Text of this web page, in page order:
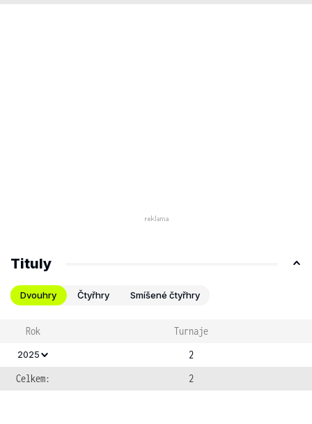
Tituly
Dvouhry Čtyřhry Smíšené čtyřhry
Rok Turnaje
2025
2
Celkem:
2